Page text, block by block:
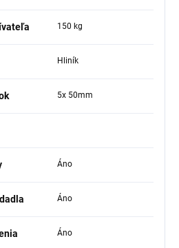
150 kg
Hliník
5x 50mm
Áno
Áno
Áno